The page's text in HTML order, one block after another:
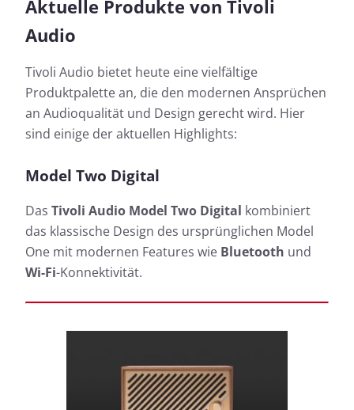
Aktuelle Produkte von Tivoli
Audio
Tivoli Audio bietet heute eine vielfältige
Produktpalette an, die den modernen Ansprüchen
an Audioqualität und Design gerecht wird. Hier
sind einige der aktuellen Highlights:
Model Two Digital
Das Tivoli Audio Model Two Digital kombiniert
das klassische Design des ursprünglichen Model
One mit modernen Features wie Bluetooth und
Wi-Fi-Konnektivität.